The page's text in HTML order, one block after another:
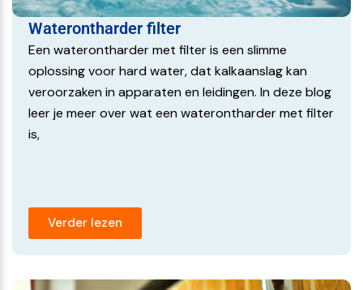
Waterontharder filter
Een waterontharder met filter is een slimme
oplossing voor hard water, dat kalkaanslag kan
veroorzaken in apparaten en leidingen. In deze blog
leer je meer over wat een waterontharder met filter
is,
Verder lezen